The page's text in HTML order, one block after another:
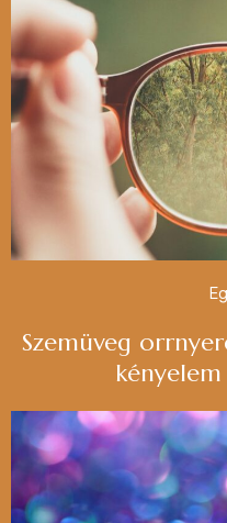
Szemüveg